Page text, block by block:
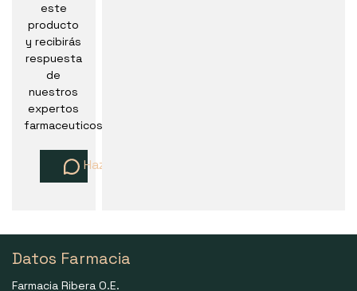
este
producto
y recibirás
respuesta
de
nuestros
expertos
farmaceuticos
Haz una pregunta
Datos Farmacia
Farmacia Ribera O.E.